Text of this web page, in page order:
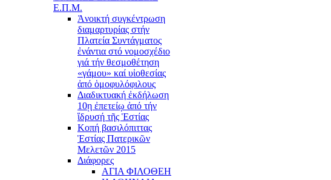
Ε.Π.Μ.
Ἀνοικτή συγκέντρωση
διαμαρτυρίας στήν
Πλατεία Συντάγματος
ἐνάντια στό νομοσχέδιο
γιά τήν θεσμοθέτηση
«γάμου» καί υἱοθεσίας
ἀπό ὁμοφυλόφιλους
Διαδικτυακή ἐκδήλωση
10ῃ ἐπετείῳ ἀπό τήν
ἵδρυσή τῆς Ἑστίας
Κοπή βασιλόπιττας
Ἑστίας Πατερικῶν
Μελετῶν 2015
Διάφορες
ΑΓΙΑ ΦΙΛΟΘΕΗ